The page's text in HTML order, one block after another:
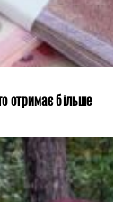
отримає більше